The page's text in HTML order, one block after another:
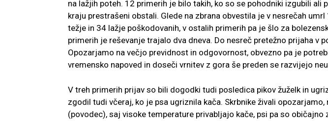
na lažjih poteh. 12 primerih je bilo takih, ko so se pohodniki izgubili ali
kraju prestrašeni obstali. Glede na zbrana obvestila je v nesrečah
težje in 34 lažje poškodovanih, v ostalih primerih pa je šlo za
primerih je reševanje trajalo dva dneva. Do nesreč pretežno prijaha v
Opozarjamo na večjo previdnost in odgovornost, obvezno pa je
vremensko napoved in doseči vrnitev z gora še preden se razvijejo
V treh primerih prijav so bili dogodki tudi posledica pikov žuželk in
zgodil tudi včeraj, ko je psa ugriznila kača. Skrbnike živali
(povodec), saj visoke temperature privabljajo kače, psi pa so običajno